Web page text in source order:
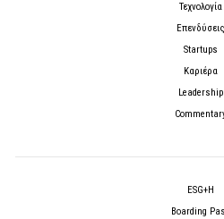
Τεχνολογία
Επενδύσεις
Startups
Καριέρα
Leadership
ESG+H
Boarding